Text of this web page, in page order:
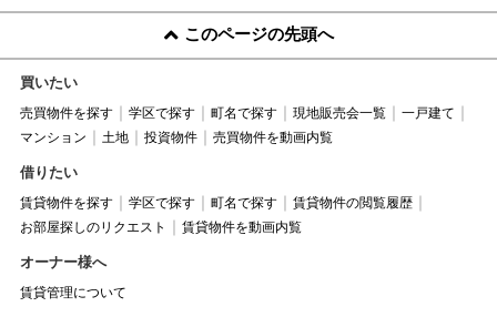
このページの先頭へ
買いたい
売買物件を探す 学区で探す 町名で探す 現地販売会一覧
一戸建て
マンション
土地 投資物件 売買物件を動画内覧
借りたい
賃貸物件を探す 学区で探す 町名で探す
賃貸物件の閲覧履歴
お部屋探しのリクエスト
賃貸物件を動画内覧
オーナー様へ
賃貸管理について